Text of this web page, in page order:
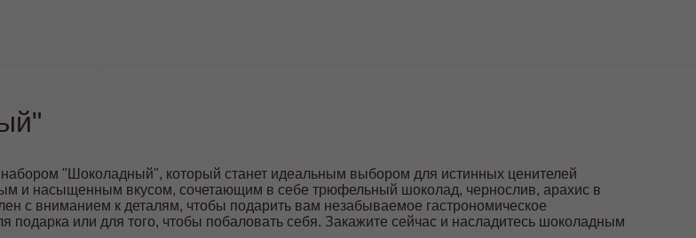
"Шоколадный", который станет идеальным выбором для истинных ценителей
и насыщенным вкусом, сочетающим в себе трюфельный шоколад, чернослив, арахис в
с вниманием к деталям, чтобы подарить вам незабываемое гастрономическое
подарка или для того, чтобы побаловать себя. Закажите сейчас и насладитесь шоколадным